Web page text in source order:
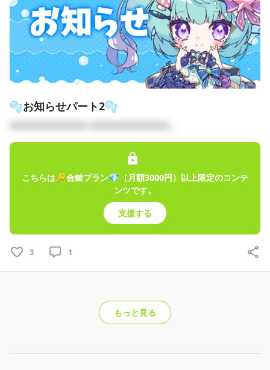
🫧お知らせパート2🫧
こちらは🔑合鍵プラン💎（月額3000円）以上限定のコンテ
ンツです。
支援する
3 1
もっと見る